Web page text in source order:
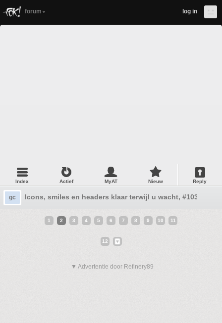
forum log in
Index Actief MyAT Nieuw Reply
gc Icons, smiles en headers klaar terwijl u wacht, #103
1 2 3 4 5 6 7 8 9 10 11
12
▼ Advertentie door Refinery89